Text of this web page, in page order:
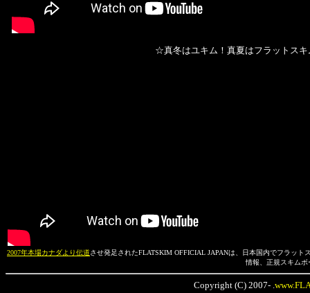
☆真冬はユキム！真夏はフラットス
2007年本場カナダより伝道させ発足されたFLATSKIM OFFICIAL JAPANは、日本国内でフラッ
情報、正規スキム
Copyright (C) 2007- .